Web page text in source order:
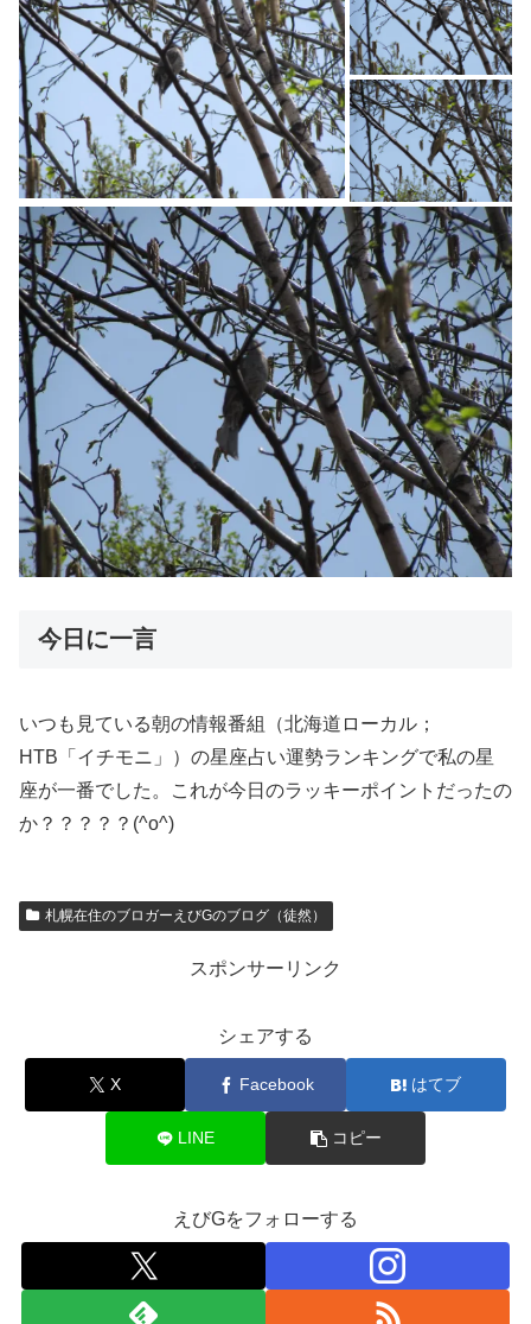
今日に一言
いつも見ている朝の情報番組（北海道ローカル；
HTB「イチモニ」）の星座占い運勢ランキングで私の星
座が一番でした。これが今日のラッキーポイントだったの
か？？？？？(^o^)
札幌在住のブロガーえびGのブログ（徒然）
スポンサーリンク
シェアする
X Facebook はてブ
LINE コピー
えびGをフォローする